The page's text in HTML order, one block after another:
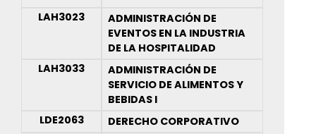
LAH3023
ADMINISTRACIÓN DE
EVENTOS EN LA INDUSTRIA
DE LA HOSPITALIDAD
LAH3033
ADMINISTRACIÓN DE
SERVICIO DE ALIMENTOS Y
BEBIDAS I
LDE2063
DERECHO CORPORATIVO